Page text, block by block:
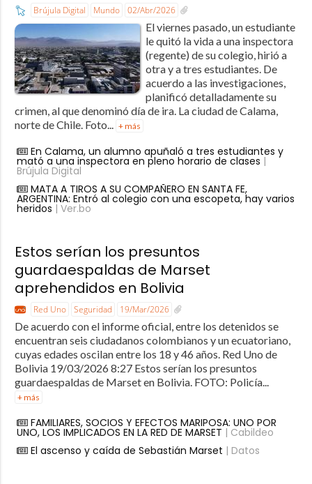
Brújula Digital Mundo 02/Abr/2026
El viernes pasado, un estudiante
le quitó la vida a una inspectora
(regente) de su colegio, hirió a
otra y a tres estudiantes. De
acuerdo a las investigaciones,
planificó detalladamente su
crimen, al que denominó día de ira. La ciudad de Calama,
norte de Chile. Foto... + más
En Calama, un alumno apuñaló a tres estudiantes y
mató a una inspectora en pleno horario de clases |
Brújula Digital
MATA A TIROS A SU COMPAÑERO EN SANTA FE,
ARGENTINA: Entró al colegio con una escopeta, hay varios
heridos | Ver.bo
Estos serían los presuntos
guardaespaldas de Marset
aprehendidos en Bolivia
Red Uno Seguridad 19/Mar/2026
De acuerdo con el informe oficial, entre los detenidos se
encuentran seis ciudadanos colombianos y un ecuatoriano,
cuyas edades oscilan entre los 18 y 46 años. Red Uno de
Bolivia 19/03/2026 8:27 Estos serían los presuntos
guardaespaldas de Marset en Bolivia. FOTO: Policía...
+ más
FAMILIARES, SOCIOS Y EFECTOS MARIPOSA: UNO POR
UNO, LOS IMPLICADOS EN LA RED DE MARSET | Cabildeo
El ascenso y caída de Sebastián Marset | Datos